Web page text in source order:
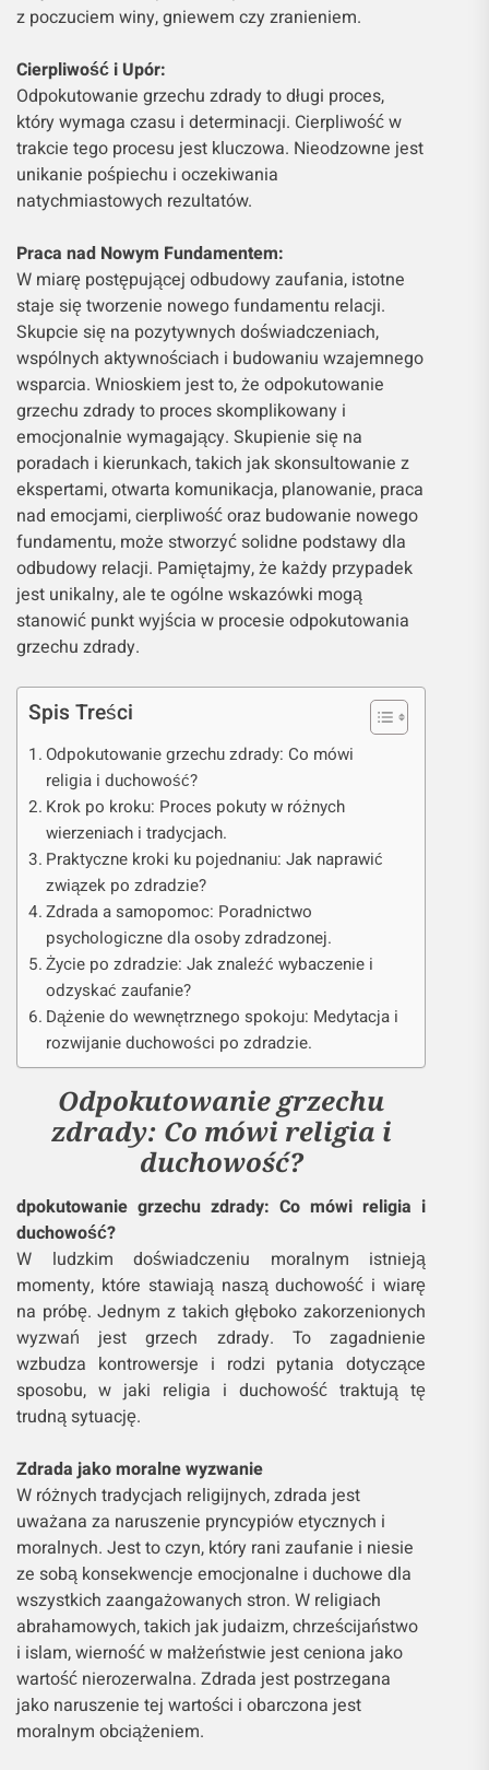
z poczuciem winy, gniewem czy zranieniem.
Cierpliwość i Upór:
Odpokutowanie grzechu zdrady to długi proces,
który wymaga czasu i determinacji. Cierpliwość w
trakcie tego procesu jest kluczowa. Nieodzowne jest
unikanie pośpiechu i oczekiwania
natychmiastowych rezultatów.
Praca nad Nowym Fundamentem:
W miarę postępującej odbudowy zaufania, istotne
staje się tworzenie nowego fundamentu relacji.
Skupcie się na pozytywnych doświadczeniach,
wspólnych aktywnościach i budowaniu wzajemnego
wsparcia. Wnioskiem jest to, że odpokutowanie
grzechu zdrady to proces skomplikowany i
emocjonalnie wymagający. Skupienie się na
poradach i kierunkach, takich jak skonsultowanie z
ekspertami, otwarta komunikacja, planowanie, praca
nad emocjami, cierpliwość oraz budowanie nowego
fundamentu, może stworzyć solidne podstawy dla
odbudowy relacji. Pamiętajmy, że każdy przypadek
jest unikalny, ale te ogólne wskazówki mogą
stanowić punkt wyjścia w procesie odpokutowania
grzechu zdrady.
Spis Treści
Odpokutowanie grzechu zdrady: Co mówi
religia i duchowość?
Krok po kroku: Proces pokuty w różnych
wierzeniach i tradycjach.
Praktyczne kroki ku pojednaniu: Jak naprawić
związek po zdradzie?
Zdrada a samopomoc: Poradnictwo
psychologiczne dla osoby zdradzonej.
Życie po zdradzie: Jak znaleźć wybaczenie i
odzyskać zaufanie?
Dążenie do wewnętrznego spokoju: Medytacja i
rozwijanie duchowości po zdradzie.
Odpokutowanie grzechu
zdrady: Co mówi religia i
duchowość?
dpokutowanie grzechu zdrady: Co mówi religia i
duchowość?
W ludzkim doświadczeniu moralnym istnieją
momenty, które stawiają naszą duchowość i wiarę
na próbę. Jednym z takich głęboko zakorzenionych
wyzwań jest grzech zdrady. To zagadnienie
wzbudza kontrowersje i rodzi pytania dotyczące
sposobu, w jaki religia i duchowość traktują tę
trudną sytuację.
Zdrada jako moralne wyzwanie
W różnych tradycjach religijnych, zdrada jest
uważana za naruszenie pryncypiów etycznych i
moralnych. Jest to czyn, który rani zaufanie i niesie
ze sobą konsekwencje emocjonalne i duchowe dla
wszystkich zaangażowanych stron. W religiach
abrahamowych, takich jak judaizm, chrześcijaństwo
i islam, wierność w małżeństwie jest ceniona jako
wartość nierozerwalna. Zdrada jest postrzegana
jako naruszenie tej wartości i obarczona jest
moralnym obciążeniem.